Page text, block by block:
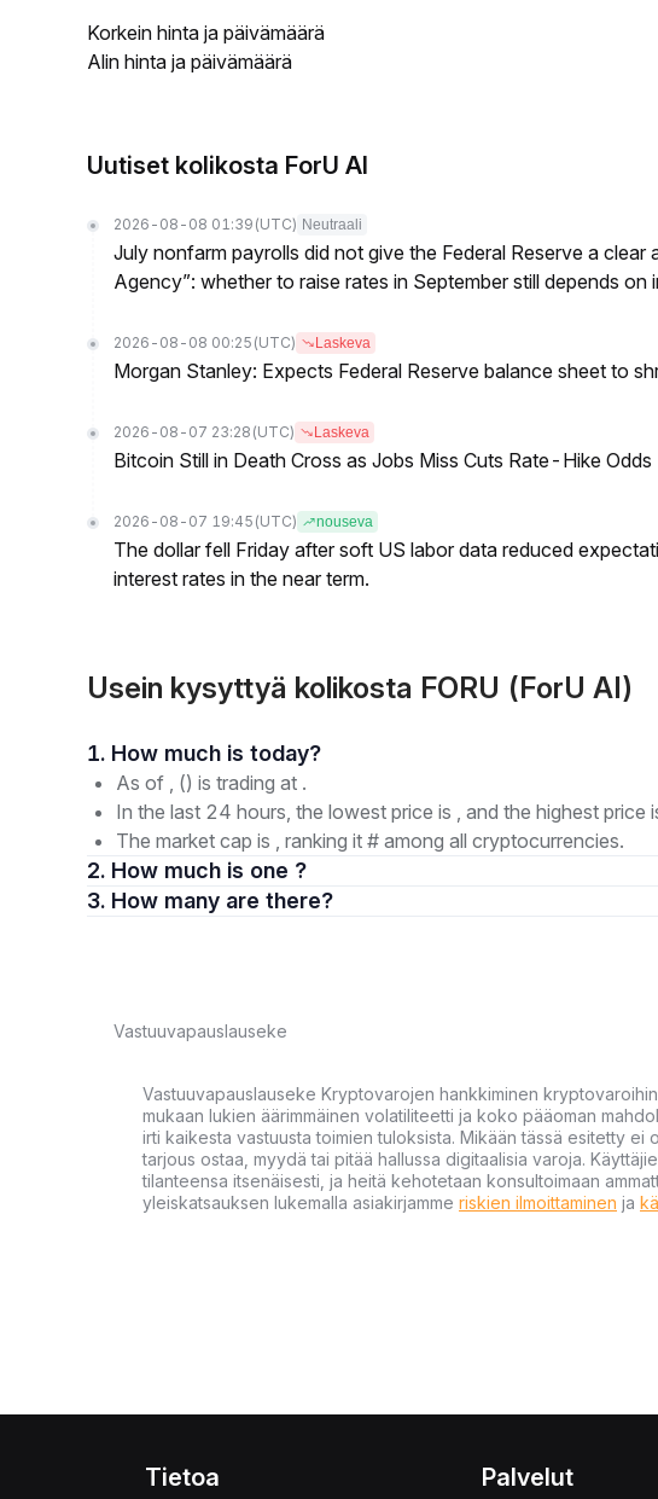
Korkein hinta ja päivämäärä
Alin hinta ja päivämäärä
Uutiset kolikosta ForU AI
2026-08-08 01:39 (UTC) Neutraali
July nonfarm payrolls did not give the Federal Reserve a clear
Agency”: whether to raise rates in September still depends on
2026-08-08 00:25 (UTC) Laskeva
Morgan Stanley: Expects Federal Reserve balance sheet to
2026-08-07 23:28 (UTC) Laskeva
Bitcoin Still in Death Cross as Jobs Miss Cuts Rate-Hike Odds
2026-08-07 19:45 (UTC) nouseva
The dollar fell Friday after soft US labor data reduced
interest rates in the near term.
Usein kysyttyä kolikosta FORU (ForU AI)
1. How much is today?
As of , () is trading at .
In the last 24 hours, the lowest price is , and the highest price
The market cap is , ranking it # among all cryptocurrencies.
2. How much is one ?
3. How many are there?
Vastuuvapauslauseke
Vastuuvapauslauseke Kryptovarojen hankkiminen
mukaan lukien äärimmäinen volatiliteetti ja koko pääoman
irti kaikesta vastuusta toimien tuloksista. Mikään tässä esitetty ei
tarjous ostaa, myydä tai pitää hallussa digitaalisia varoja.
tilanteensa itsenäisesti, ja heitä kehotetaan konsultoimaan
yleiskatsauksen lukemalla asiakirjamme riskien ilmoittaminen ja
Tietoa Palvelut